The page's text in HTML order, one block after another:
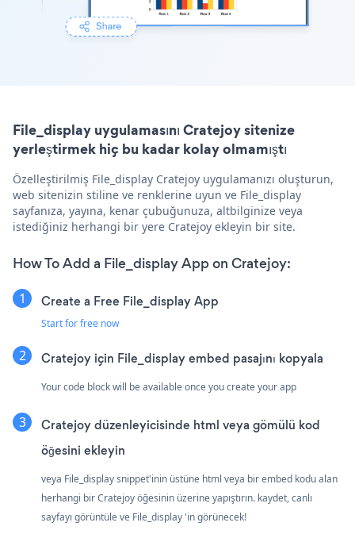
File_display uygulamasını Cratejoy sitenize
yerleştirmek hiç bu kadar kolay olmamıştı
Özelleştirilmiş File_display Cratejoy uygulamanızı oluşturun,
web sitenizin stiline ve renklerine uyun ve File_display
sayfanıza, yayına, kenar çubuğunuza, altbilginize veya
istediğiniz herhangi bir yere Cratejoy ekleyin bir site.
How To Add a File_display App on Cratejoy:
Create a Free File_display App
Start for free now
Cratejoy için File_display embed pasajını kopyala
Your code block will be available once you create your app
Cratejoy düzenleyicisinde html veya gömülü kod
öğesini ekleyin
veya File_display snippet'inin üstüne html veya bir embed kodu alan
herhangi bir Cratejoy öğesinin üzerine yapıştırın. kaydet, canlı
sayfayı görüntüle ve File_display 'in görünecek!